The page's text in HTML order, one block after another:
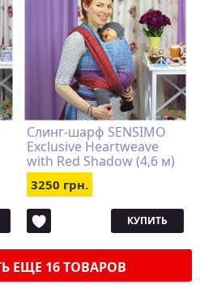
Слинг-шарф SENSIMO
Exclusive Heartweave
with Red Shadow (4,6 м)
3250 грн.
КУПИТЬ
ЕЩЕ 16 ТОВАРОВ